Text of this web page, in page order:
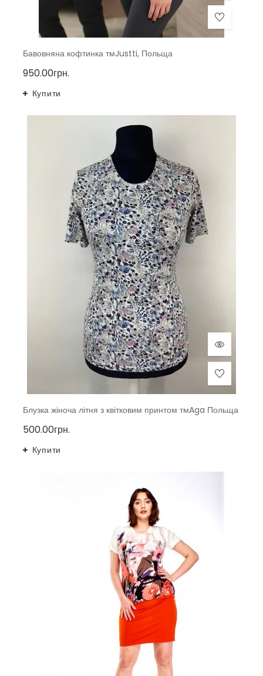
Бавовняна кофтинка тмJustti, Польща
950.00грн.
Купити
Блузка жіноча літня з квітковим принтом тмAga Польща
500.00грн.
Купити